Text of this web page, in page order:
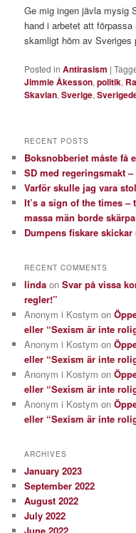
Ge mig ingen jävla mysig
hand i arbetet att
skamligt hörn av Sveriges
Posted in Antirasism |
Jimmie Åkesson,politik,
Skavlan,Sverige,
RECENT POSTS
Boksnobberiet måste få
SD med regeringsmakt
Varför skulle jag vara
It’s a sign of the times
massa män borde
Dumpens fiskare
RECENT COMMENTS
linda onSvar på vissa
regler!”
Anonym i Kostym on
eller “Sexism är inte
Anonym i Kostym on
eller “Sexism är inte
Anonym i Kostym on
eller “Sexism är inte
Anonym i Kostym on
eller “Sexism är inte
ARCHIVES
January 2023
September 2022
August 2022
July 2022